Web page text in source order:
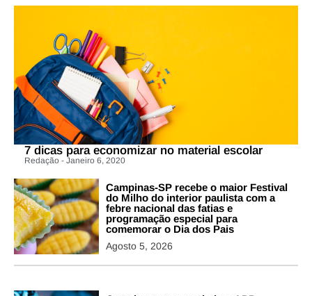
7 dicas para economizar no material escolar
Redação - Janeiro 6, 2020
Campinas-SP recebe o maior Festival
do Milho do interior paulista com a
febre nacional das fatias e
programação especial para
comemorar o Dia dos Pais
Agosto 5, 2026